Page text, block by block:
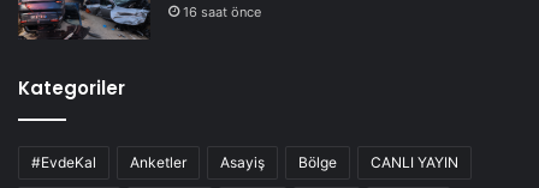
16 saat önce
Kategoriler
#EvdeKal Anketler Asayiş Bölge CANLI YAYIN